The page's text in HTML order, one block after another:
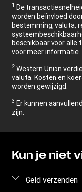
1 De
worden beïnvloed
bestemming, valuta,
beschikbaar voor alle
voor meer informatie.
2 Western Union
valuta. Kosten en
worden gewijzigd.
3 Er kunnen
zijn.
Kun je niet
Geld verzenden